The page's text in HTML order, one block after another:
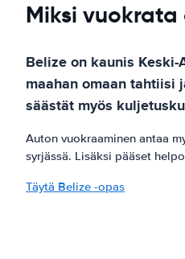
Miksi vuokrata
Belize on kaunis
maahan omaan
säästät myös
Auton vuokraaminen antaa
syrjässä. Lisäksi pääset
Täytä Belize -opas